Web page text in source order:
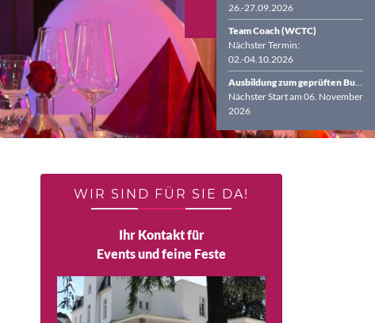
26.-27.09.2026
Team Coach (WCTC)
Nächster Termin:
02.-04.10.2026
Nächster Start am 06. November
2026
WIR SIND FÜR SIE DA!
Ihr Kontakt für
Events und feine Feste